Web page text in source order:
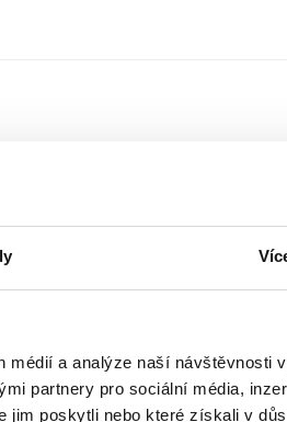
a analýze naší návštěvnosti
partnery pro sociální média,
jim poskytli nebo které získali v
Řazení
Měna